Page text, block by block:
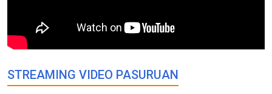
STREAMING VIDEO PASURUAN